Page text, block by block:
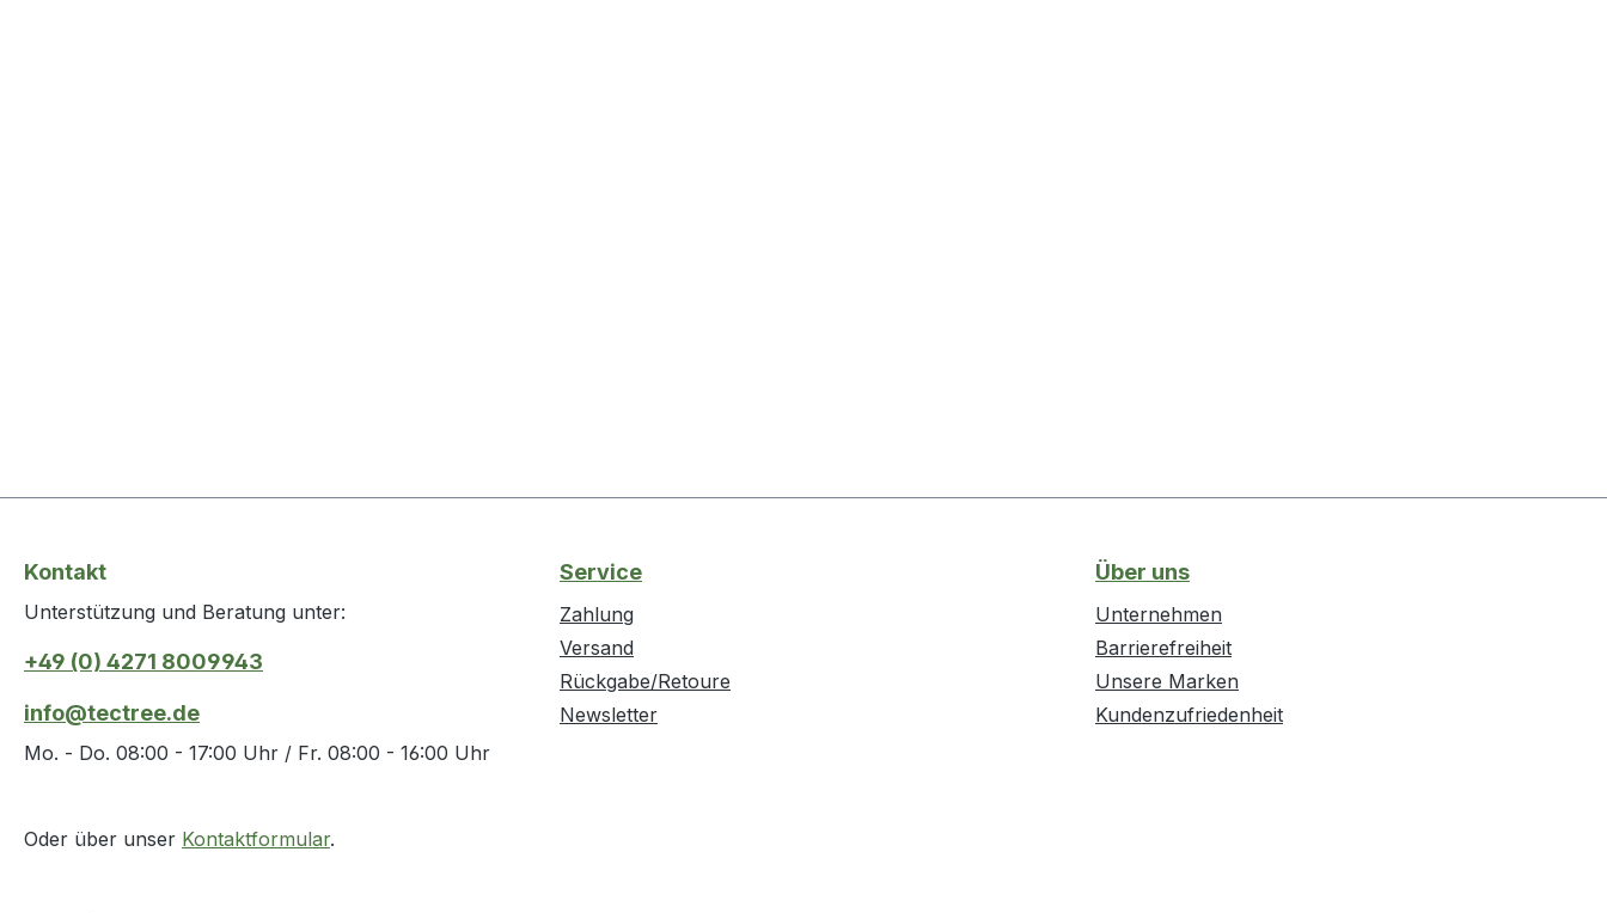
Kontakt
Unterstützung und Beratung unter:
+49 (0) 4271 8009943
info@tectree.de
Mo. - Do. 08:00 - 17:00 Uhr / Fr. 08:00 - 16:00 Uhr
Oder über unser Kontaktformular.
Service
Zahlung
Versand
Rückgabe/Retoure
Newsletter
Über uns
Unternehmen
Barrierefreiheit
Unsere Marken
Kundenzufriedenheit